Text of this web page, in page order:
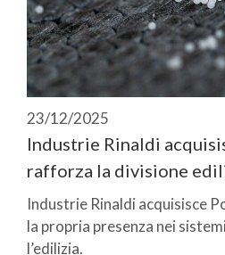
23/12/2025
Industrie Rinaldi
rafforza la divisione
Industrie Rinaldi acquisisce
la propria presenza nei
l’edilizia.